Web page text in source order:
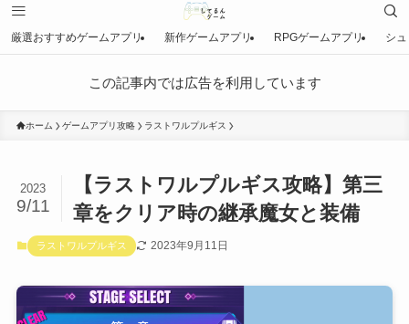
厳選おすすめゲームアプリ 新作ゲームアプリ RPGゲームアプリ シ
この記事内では広告を利用しています
ホーム ゲームアプリ攻略 ラストワルプルギス
【ラストワルプルギス攻略】第三
章をクリア時の継承魔女と装備
2023
9/11
ラストワルプルギス 2023年9月11日